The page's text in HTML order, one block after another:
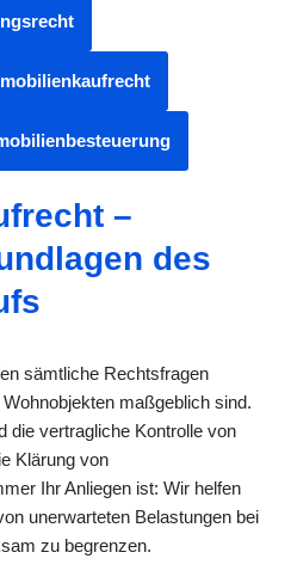
–
des
sämtliche Rechtsfragen
maßgeblich sind.
die vertragliche Kontrolle von
Klärung von
Ihr Anliegen ist: Wir helfen
unerwarteten Belastungen bei
zu begrenzen.